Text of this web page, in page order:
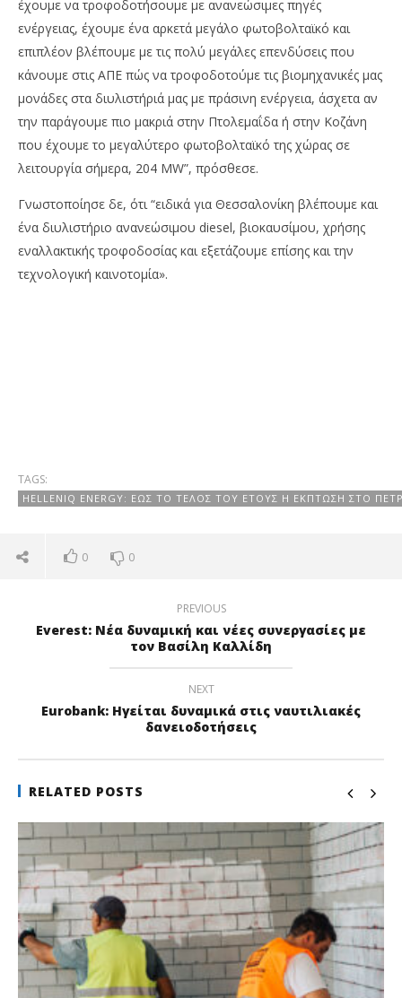
έχουμε να τροφοδοτήσουμε με ανανεώσιμες πηγές
ενέργειας, έχουμε ένα αρκετά μεγάλο φωτοβολταϊκό και
επιπλέον βλέπουμε με τις πολύ μεγάλες επενδύσεις που
κάνουμε στις ΑΠΕ πώς να τροφοδοτούμε τις βιομηχανικές μας
μονάδες στα διυλιστήριά μας με πράσινη ενέργεια, άσχετα αν
την παράγουμε πιο μακριά στην Πτολεμαΐδα ή στην Κοζάνη
που έχουμε το μεγαλύτερο φωτοβολταϊκό της χώρας σε
λειτουργία σήμερα, 204 MW”, πρόσθεσε.
Γνωστοποίησε δε, ότι “ειδικά για Θεσσαλονίκη βλέπουμε και
ένα διυλιστήριο ανανεώσιμου diesel, βιοκαυσίμου, χρήσης
εναλλακτικής τροφοδοσίας και εξετάζουμε επίσης και την
τεχνολογική καινοτομία».
TAGS:
HELLENIQ ENERGY: ΈΩΣ ΤΟ ΤΈΛΟΣ ΤΟΥ ΈΤΟΥΣ Η ΈΚΠΤΩΣΗ ΣΤΟ
0 0
PREVIOUS
Εverest: Νέα δυναμική και νέες συνεργασίες με
τον Βασίλη Καλλίδη
NEXT
Eurobank: Ηγείται δυναμικά στις ναυτιλιακές
δανειοδοτήσεις
RELATED POSTS